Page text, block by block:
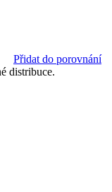
Přidat do porovnání
distribuce.